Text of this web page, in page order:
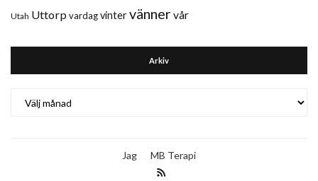
Utah Uttorp vardagvintervänner vår
Arkiv
Jag MB Terapi